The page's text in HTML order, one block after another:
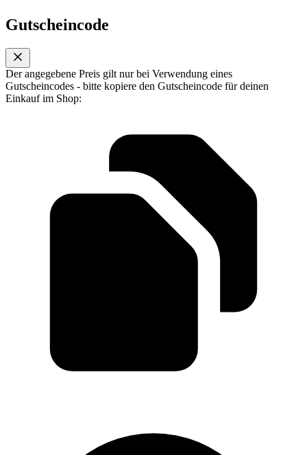
Gutscheincode
Der angegebene Preis gilt nur bei Verwendung eines
Gutscheincodes - bitte kopiere den Gutscheincode für deinen
Einkauf im Shop: